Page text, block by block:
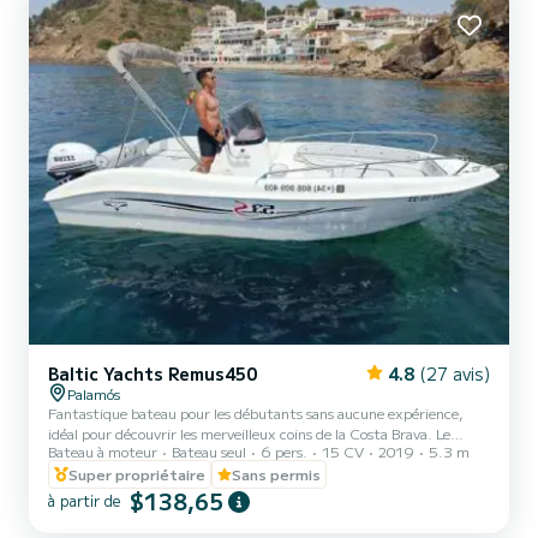
Baltic Yachts Remus450 4.8 (27 avis)
Palamós
Fantastique bateau pour les débutants sans aucune expérience,
idéal pour découvrir les merveilleux coins de la Costa Brava. Le
bateau est facile à utiliser, a une grande maniabilité en raison de son
faible tirant d'eau et permet d'explorer les magnifiques criques de
notre côte. Longueur de 5,3 Capacité pour 6 personnes Dispose
d'un solarium à l'avant et d'une échelle de bain. Équipement
Bateau à moteur Bateau seul 6 pers. 15 CV 2019
5.3 m
Super propriétaire
Sans permis
à partir de $138,65